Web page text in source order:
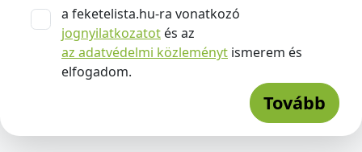
a feketelista.hu-ra vonatkozó
jognyilatkozatot és az
az adatvédelmi közleményt ismerem és
elfogadom.
Tovább